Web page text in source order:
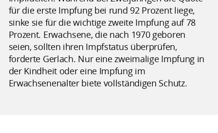
für die erste Impfung bei rund 92 Prozent liege,
sinke sie für die wichtige zweite Impfung auf 78
Prozent. Erwachsene, die nach 1970 geboren
seien, sollten ihren Impfstatus überprüfen,
forderte Gerlach. Nur eine zweimalige Impfung in
der Kindheit oder eine Impfung im
Erwachsenenalter biete vollständigen Schutz.